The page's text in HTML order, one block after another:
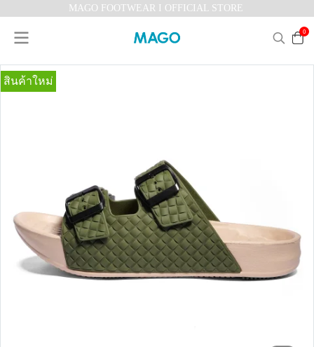
MAGO FOOTWEAR I OFFICIAL STORE
0
สินค้าใหม่